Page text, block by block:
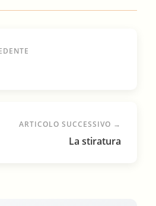
ARTICOLO SUCCESSIVO →
La stiratura